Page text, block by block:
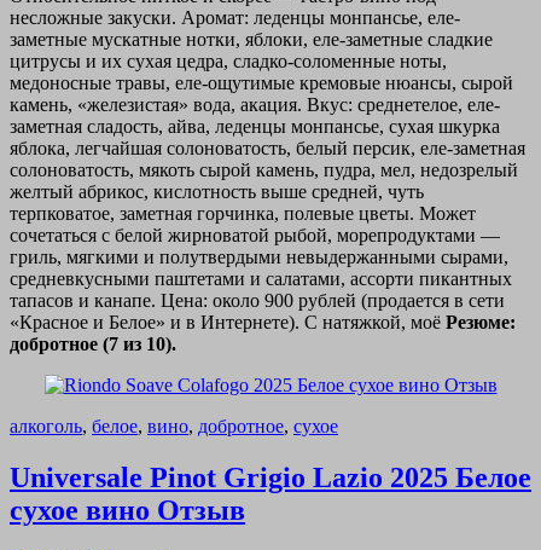
несложные закуски. Аромат: леденцы монпансье, еле-
заметные мускатные нотки, яблоки, еле-заметные сладкие
цитрусы и их сухая цедра, сладко-соломенные ноты,
медоносные травы, еле-ощутимые кремовые нюансы, сырой
камень, «железистая» вода, акация. Вкус: среднетелое, еле-
заметная сладость, айва, леденцы монпансье, сухая шкурка
яблока, легчайшая солоноватость, белый персик, еле-заметная
солоноватость, мякоть сырой камень, пудра, мел, недозрелый
желтый абрикос, кислотность выше средней, чуть
терпковатое, заметная горчинка, полевые цветы. Может
сочетаться с белой жирноватой рыбой, морепродуктами —
гриль, мягкими и полутвердыми невыдержанными сырами,
средневкусными паштетами и салатами, ассорти пикантных
тапасов и канапе. Цена: около 900 рублей (продается в сети
«Красное и Белое» и в Интернете). С натяжкой, моё Резюме:
добротное (7 из 10).
алкоголь, белое, вино, добротное, сухое
Universale Pinot Grigio Lazio 2025 Белое
сухое вино Отзыв